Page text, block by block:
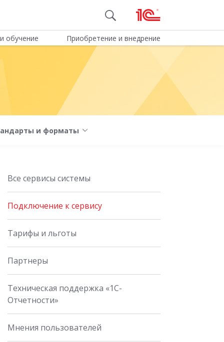
обучение Приобретение и внедрение
и форматы
Все сервисы системы
Подключение к сервису
Тарифы и льготы
Партнеры
Техническая поддержка «1С-
Отчетности»
Мнения пользователей